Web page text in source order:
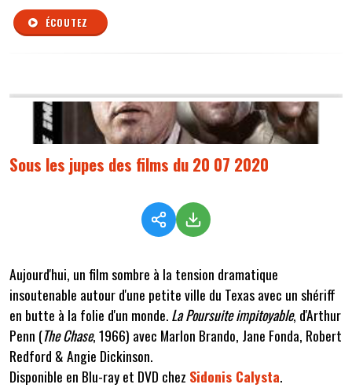
ÉCOUTEZ
Sous les jupes des films du 20 07 2020
Aujourd'hui, un film sombre à la tension dramatique
insoutenable autour d'une petite ville du Texas avec un shériff
en butte à la folie d'un monde.La Poursuite impitoyable, d'Arthur
Penn (The Chase, 1966) avec Marlon Brando, Jane Fonda, Robert
Redford & Angie Dickinson.
Disponible en Blu-ray et DVD chez Sidonis Calysta.